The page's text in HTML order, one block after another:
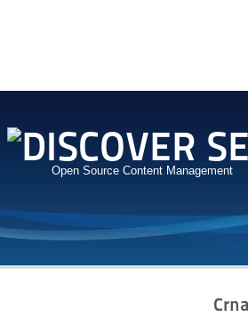
Open Source Content Management